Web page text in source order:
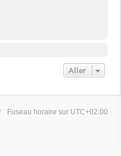
Aller
Fuseau horaire sur UTC+02:00